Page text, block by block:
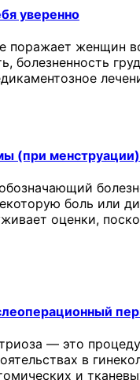
уверенно
женщин
(при менструации)
боль или
оценки,
— это
в
и